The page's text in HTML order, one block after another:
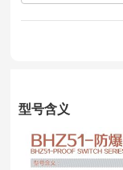
型号含义